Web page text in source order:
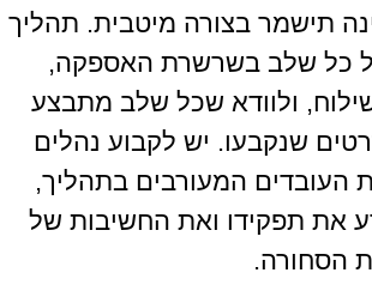
תישמר בצורה מיטבית. תהליך
של כל שלב בשרשרת האספקה,
ולוודא שכל שלב מתבצע
שנקבעו. יש לקבוע נהלים
העובדים המעורבים בתהליך,
את תפקידו ואת החשיבות של
הסחורה.